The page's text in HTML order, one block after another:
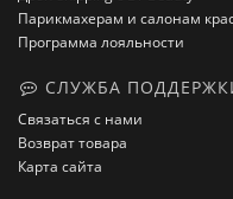
Парикмахерам и салонам
Программа лояльности
СЛУЖБА
Связаться с нами
Возврат товара
Карта сайта